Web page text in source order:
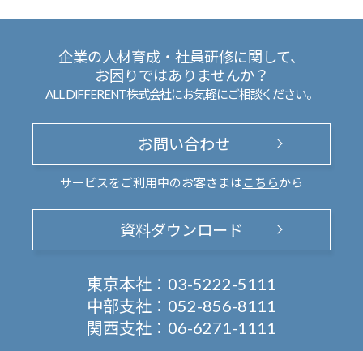
企業の人材育成・社員研修に関して、
お困りではありませんか？
ALL DIFFERENT株式会社にお気軽にご相談ください。
お問い合わせ
サービスをご利用中のお客さまは こちらから
資料ダウンロード
東京本社： 03-5222-5111
中部支社： 052-856-8111
関西支社： 06-6271-1111